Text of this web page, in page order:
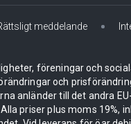
meddelande
föreningar och
och
anländer till det andra
priser plus moms 19%,